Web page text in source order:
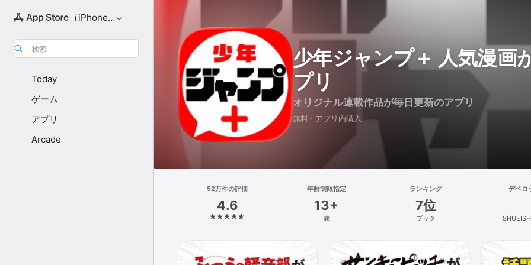
（iPhone向け）
検索
Today
ゲーム
アプリ
Arcade
少年ジャンプ＋ 人気漫画
プリ
オリジナル連載作品が毎日更新のアプリ
無料 · アプリ内購入
52万件の評価
4.6
年齢制限指定
13+
歳
ランキング
7位
ブック
デベロ